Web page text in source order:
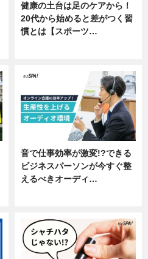
健康の土台は足のケアから！
20代から始めると差がつく習
慣とは【スポーツ…
音で仕事効率が激変!?できる
ビジネスパーソンが今すぐ整
えるべきオーディ…